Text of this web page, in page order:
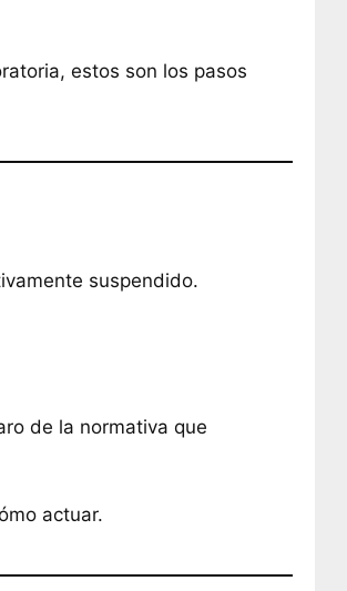
estos son los pasos
suspendido.
de la normativa que
actuar.